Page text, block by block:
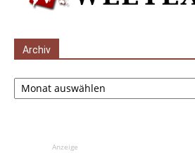
Archiv
Archiv
Anzeige